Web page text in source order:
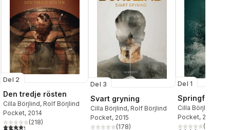
Del 2
Den tredje rösten
Cilla Börjlind, Rolf Börjlind
Pocket, 2014
4,3utav 5 stjärnor. Totalt antal röster:
(218)
Del 3
Svart gryning
Cilla Börjlind, Rolf Börjlind
Pocket, 2015
(178)
Del 1
Springfloden
Cilla Börjlind
Pocket, 2013
(